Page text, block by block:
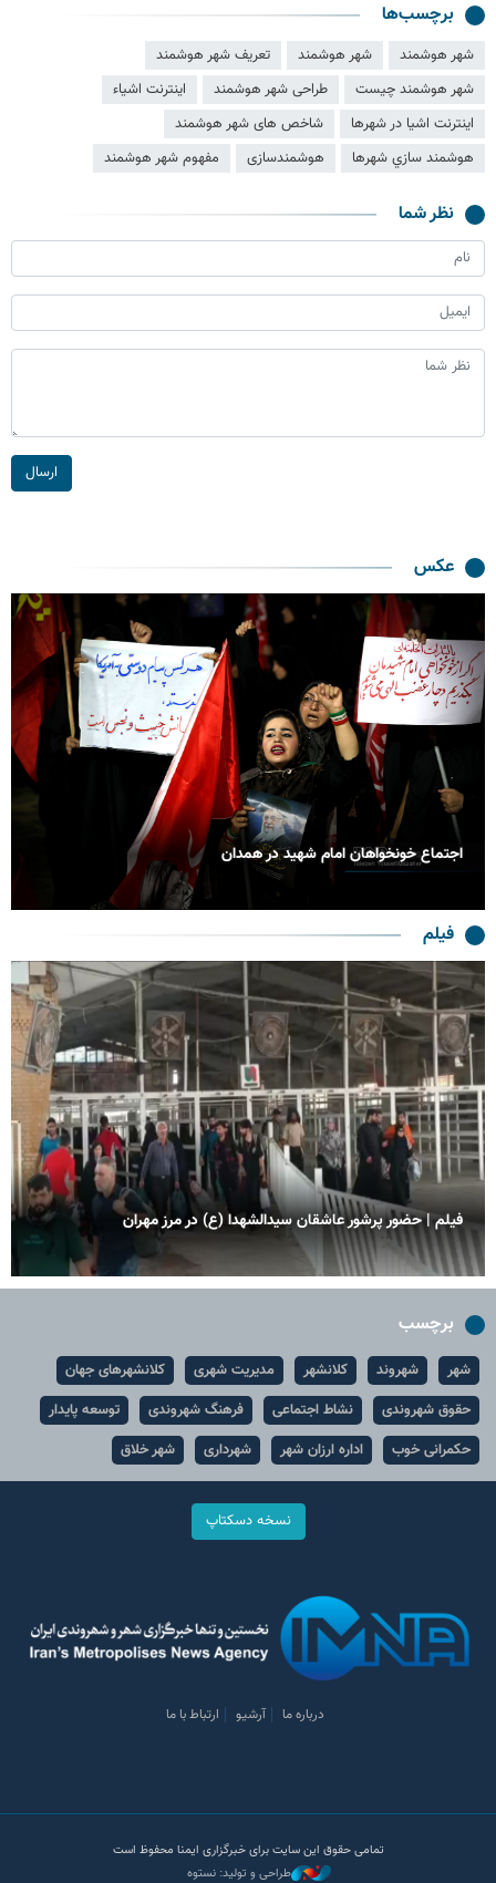
برچسب‌ها
شهر هوشمند شهر هوشمند
تعریف شهر هوشمند
شهر هوشمند چیست
طراحی شهر هوشمند
اینترنت اشیاء
اینترنت اشیا در شهرها
شاخص های شهر هوشمند
هوشمند سازي شهرها
هوشمندسازی مفهوم شهر هوشمند
نظر شما
ارسال
عکس
بدرقه حماسی رهبر شهید انقلاب در مشهد
فیلم
فیلم| موج عاشقی در مرز چذابه؛ زائران اربعین در مسیر کربلا
برچسب
شهر شهروند کلانشهر مدیریت شهری
کلانشهرهای جهان
حقوق شهروندی
نشاط اجتماعی فرهنگ شهروندی
توسعه پایدار
حکمرانی خوب
اداره ارزان شهر شهرداری شهر خلاق
نسخه دسکتاپ
درباره ما آرشیو ارتباط با ما
تمامی حقوق این سایت برای خبرگزاری ایمنا محفوظ است
طراحی و تولید: نستوه